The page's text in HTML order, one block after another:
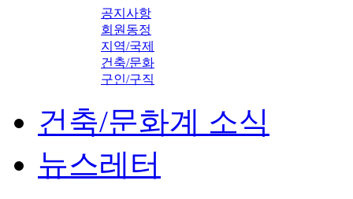
공지사항
회원동정
지역/국제
건축/문화
구인/구직
건축/문화계 소식
뉴스레터